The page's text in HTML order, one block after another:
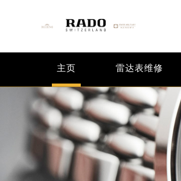
主页 雷达表维修